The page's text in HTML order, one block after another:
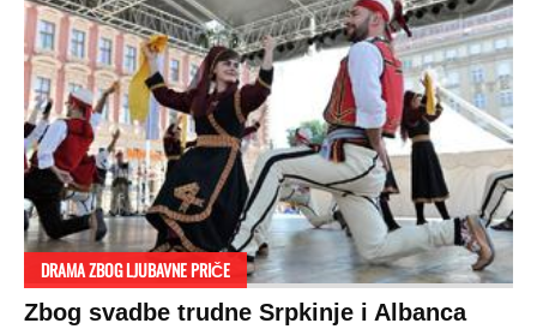
RAJ!
Žene u Srbiji su poludele za njima,
ogledaju se, bacaju pare: Ovde bunde
koštaju 100 evra, a neke i 2.000 dinara!